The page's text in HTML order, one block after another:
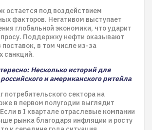
остается под воздействием
факторов. Негативом выступает
глобальной экономики, что ударит
Поддержку нефти оказывают
поставок, в том числе из-за
санкций.
Несколько историй для
и американского ритейла
потребительского сектора на
в первом полугодии выглядит
в I квартале отраслевые компании
рынка благодаря инфляции и росту